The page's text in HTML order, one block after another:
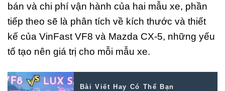
bán và chi phí vận hành của hai mẫu xe, phần
tiếp theo sẽ là phân tích về kích thước và thiết
kế của VinFast VF8 và Mazda CX-5, những yếu
tố tạo nên giá trị cho mỗi mẫu xe.
Bài Viết Hay Có Thể Bạn